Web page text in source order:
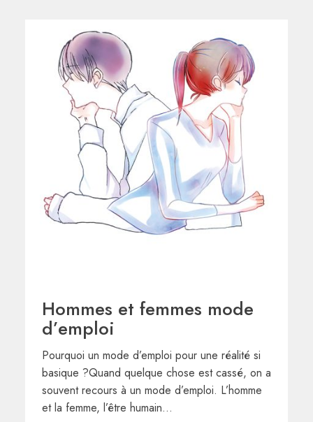
Hommes et femmes mode
d’emploi
Pourquoi un mode d’emploi pour une réalité si
basique ?Quand quelque chose est cassé, on a
souvent recours à un mode d’emploi. L’homme
et la femme, l’être humain…